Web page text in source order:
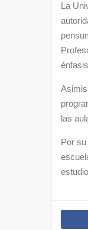
La
las
Por